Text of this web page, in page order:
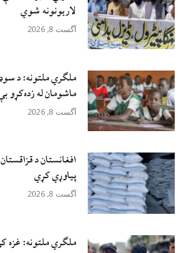
لاريونونه شوي
آگست 8, 2026
ماشومان له زده‌کړو
آگست 8, 2026
افغانستان د
پیاوړي کړي
آگست 8, 2026